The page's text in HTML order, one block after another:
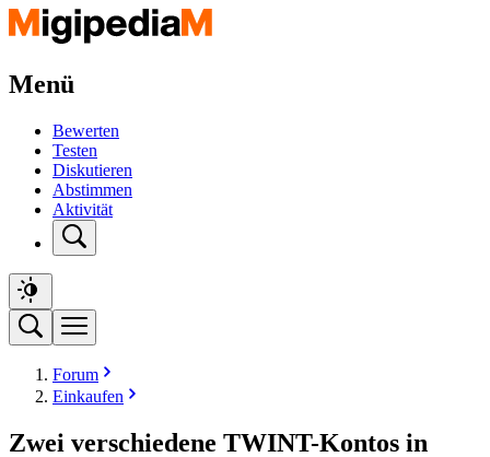
Menü
Bewerten
Testen
Diskutieren
Abstimmen
Aktivität
Forum
Einkaufen
Zwei verschiedene TWINT-Kontos in